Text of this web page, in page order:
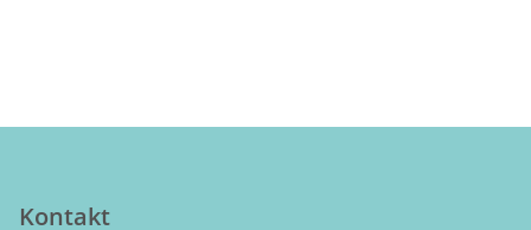
Kontakt